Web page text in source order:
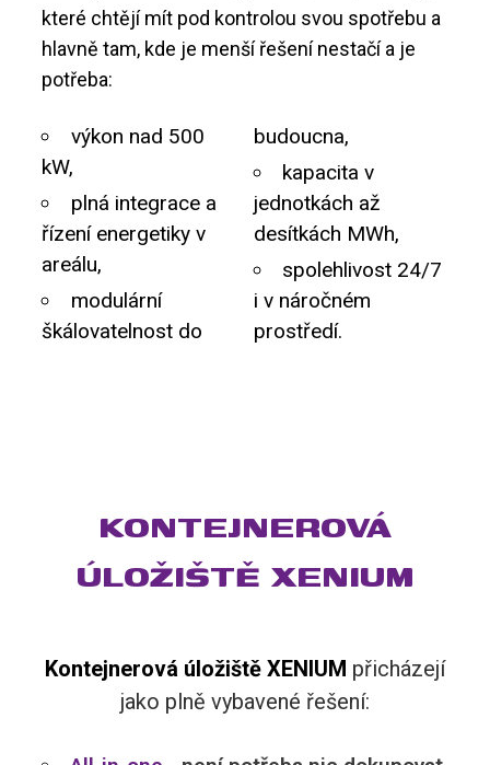
které chtějí mít pod kontrolou svou spotřebu a
hlavně tam, kde je menší řešení nestačí a je
potřeba:
výkon nad 500
kW,
plná integrace a
řízení energetiky v
areálu,
modulární
škálovatelnost do
budoucna,
kapacita v
jednotkách až
desítkách MWh,
spolehlivost 24/7
i v náročném
prostředí.
KONTEJNEROVÁ
ÚLOŽIŠTĚ XENIUM
Kontejnerová úložiště XENIUM přicházejí
jako plně vybavené řešení: